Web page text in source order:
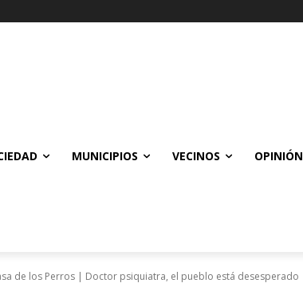
MUNICIPIOS VECINOS OPINIÓN
de los Perros | Doctor psiquiatra, el pueblo está desesperado